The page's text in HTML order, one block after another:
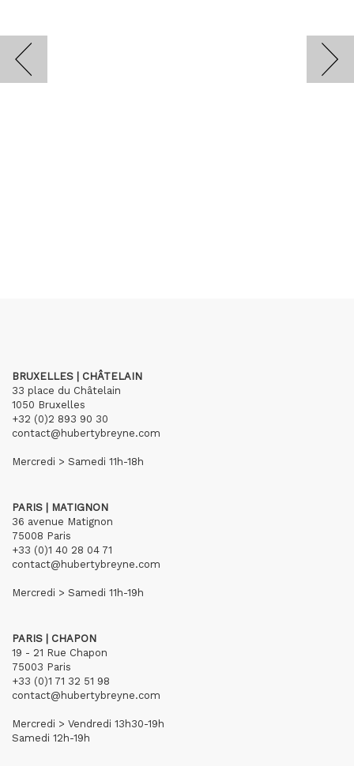
BRUXELLES | CHÂTELAIN
33 place du Châtelain
1050 Bruxelles
+32 (0)2 893 90 30
contact@hubertybreyne.com
Mercredi > Samedi 11h-18h
PARIS | MATIGNON
36 avenue Matignon
75008 Paris
+33 (0)1 40 28 04 71
contact@hubertybreyne.com
Mercredi > Samedi 11h-19h
PARIS | CHAPON
19 - 21 Rue Chapon
75003 Paris
+33 (0)1 71 32 51 98
contact@hubertybreyne.com
Mercredi > Vendredi 13h30-19h
Samedi 12h-19h